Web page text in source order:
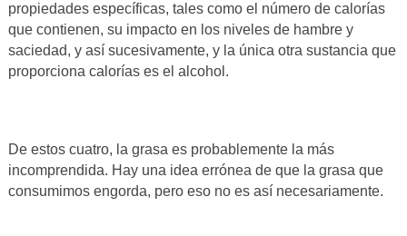
propiedades específicas, tales como el número de calorías
que contienen, su impacto en los niveles de hambre y
saciedad, y así sucesivamente, y la única otra sustancia que
proporciona calorías es el alcohol.
De estos cuatro, la grasa es probablemente la más
incomprendida. Hay una idea errónea de que la grasa que
consumimos engorda, pero eso no es así necesariamente.